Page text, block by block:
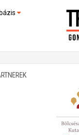
(feltöltés alatt)